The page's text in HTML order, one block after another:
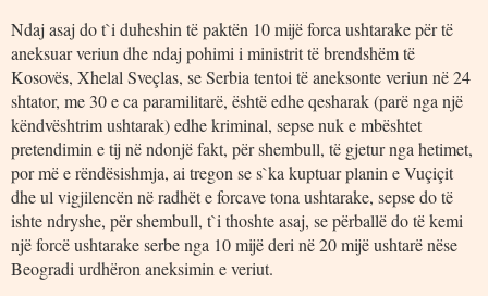
Ndaj asaj do t`i duheshin të paktën 10 mijë forca ushtarake për të
aneksuar veriun dhe ndaj pohimi i ministrit të brendshëm të
Kosovës, Xhelal Sveçlas, se Serbia tentoi të aneksonte veriun në 24
shtator, me 30 e ca paramilitarë, është edhe qesharak (parë nga një
këndvështrim ushtarak) edhe kriminal, sepse nuk e mbështet
pretendimin e tij në ndonjë fakt, për shembull, të gjetur nga hetimet,
por më e rëndësishmja, ai tregon se s`ka kuptuar planin e Vuçiçit
dhe ul vigjilencën në radhët e forcave tona ushtarake, sepse do të
ishte ndryshe, për shembull, t`i thoshte asaj, se përballë do të kemi
një forcë ushtarake serbe nga 10 mijë deri në 20 mijë ushtarë nëse
Beogradi urdhëron aneksimin e veriut.